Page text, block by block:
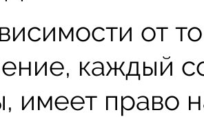
от
каждый
имеет право